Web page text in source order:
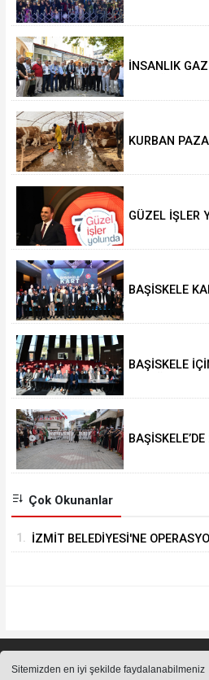
Sitemizden en iyi şekilde faydalanabilmeniz
İNSANLIK
KURBAN
GÜZEL İŞLER
BAŞİSKELE
BAŞİSKELE
Çok Okunanlar
1. İZMİT BELEDİYESİ'NE